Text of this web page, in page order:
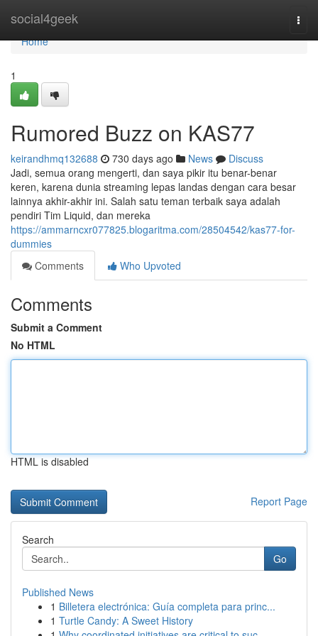
social4geek
Home
Home
1
Rumored Buzz on KAS77
keirandhmq132688 730 days ago News
Discuss
Jadi, semua orang mengerti, dan saya pikir itu benar-benar
keren, karena dunia streaming lepas landas dengan cara besar
lainnya akhir-akhir ini. Salah satu teman terbaik saya adalah
pendiri Tim Liquid, dan mereka
https://ammarncxr077825.blogaritma.com/28504542/kas77-for-
dummies
Comments
Who Upvoted
Comments
Submit a Comment
No HTML
HTML is disabled
Report Page
Search
Go
Published News
1 Billetera electrónica: Guía completa para princ...
1 Turtle Candy: A Sweet History